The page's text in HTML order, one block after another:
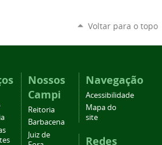
Voltar para o topo
Nossos
Campi
Reitoria
Barbacena
Juiz de
Navegação
Acessibilidade
Mapa do
site
Redes